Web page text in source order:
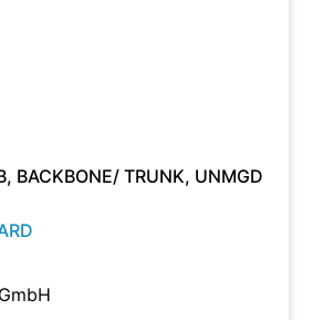
BACKBONE/ TRUNK, UNMGD